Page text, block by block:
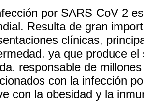
por SARS-CoV-2
Resulta de gran
clínicas,
ya que produce
responsable de
con la infección
con la obesidad y la